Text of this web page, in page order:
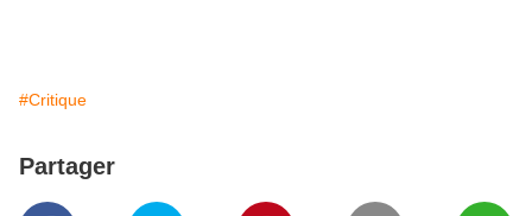
#Critique
Partager